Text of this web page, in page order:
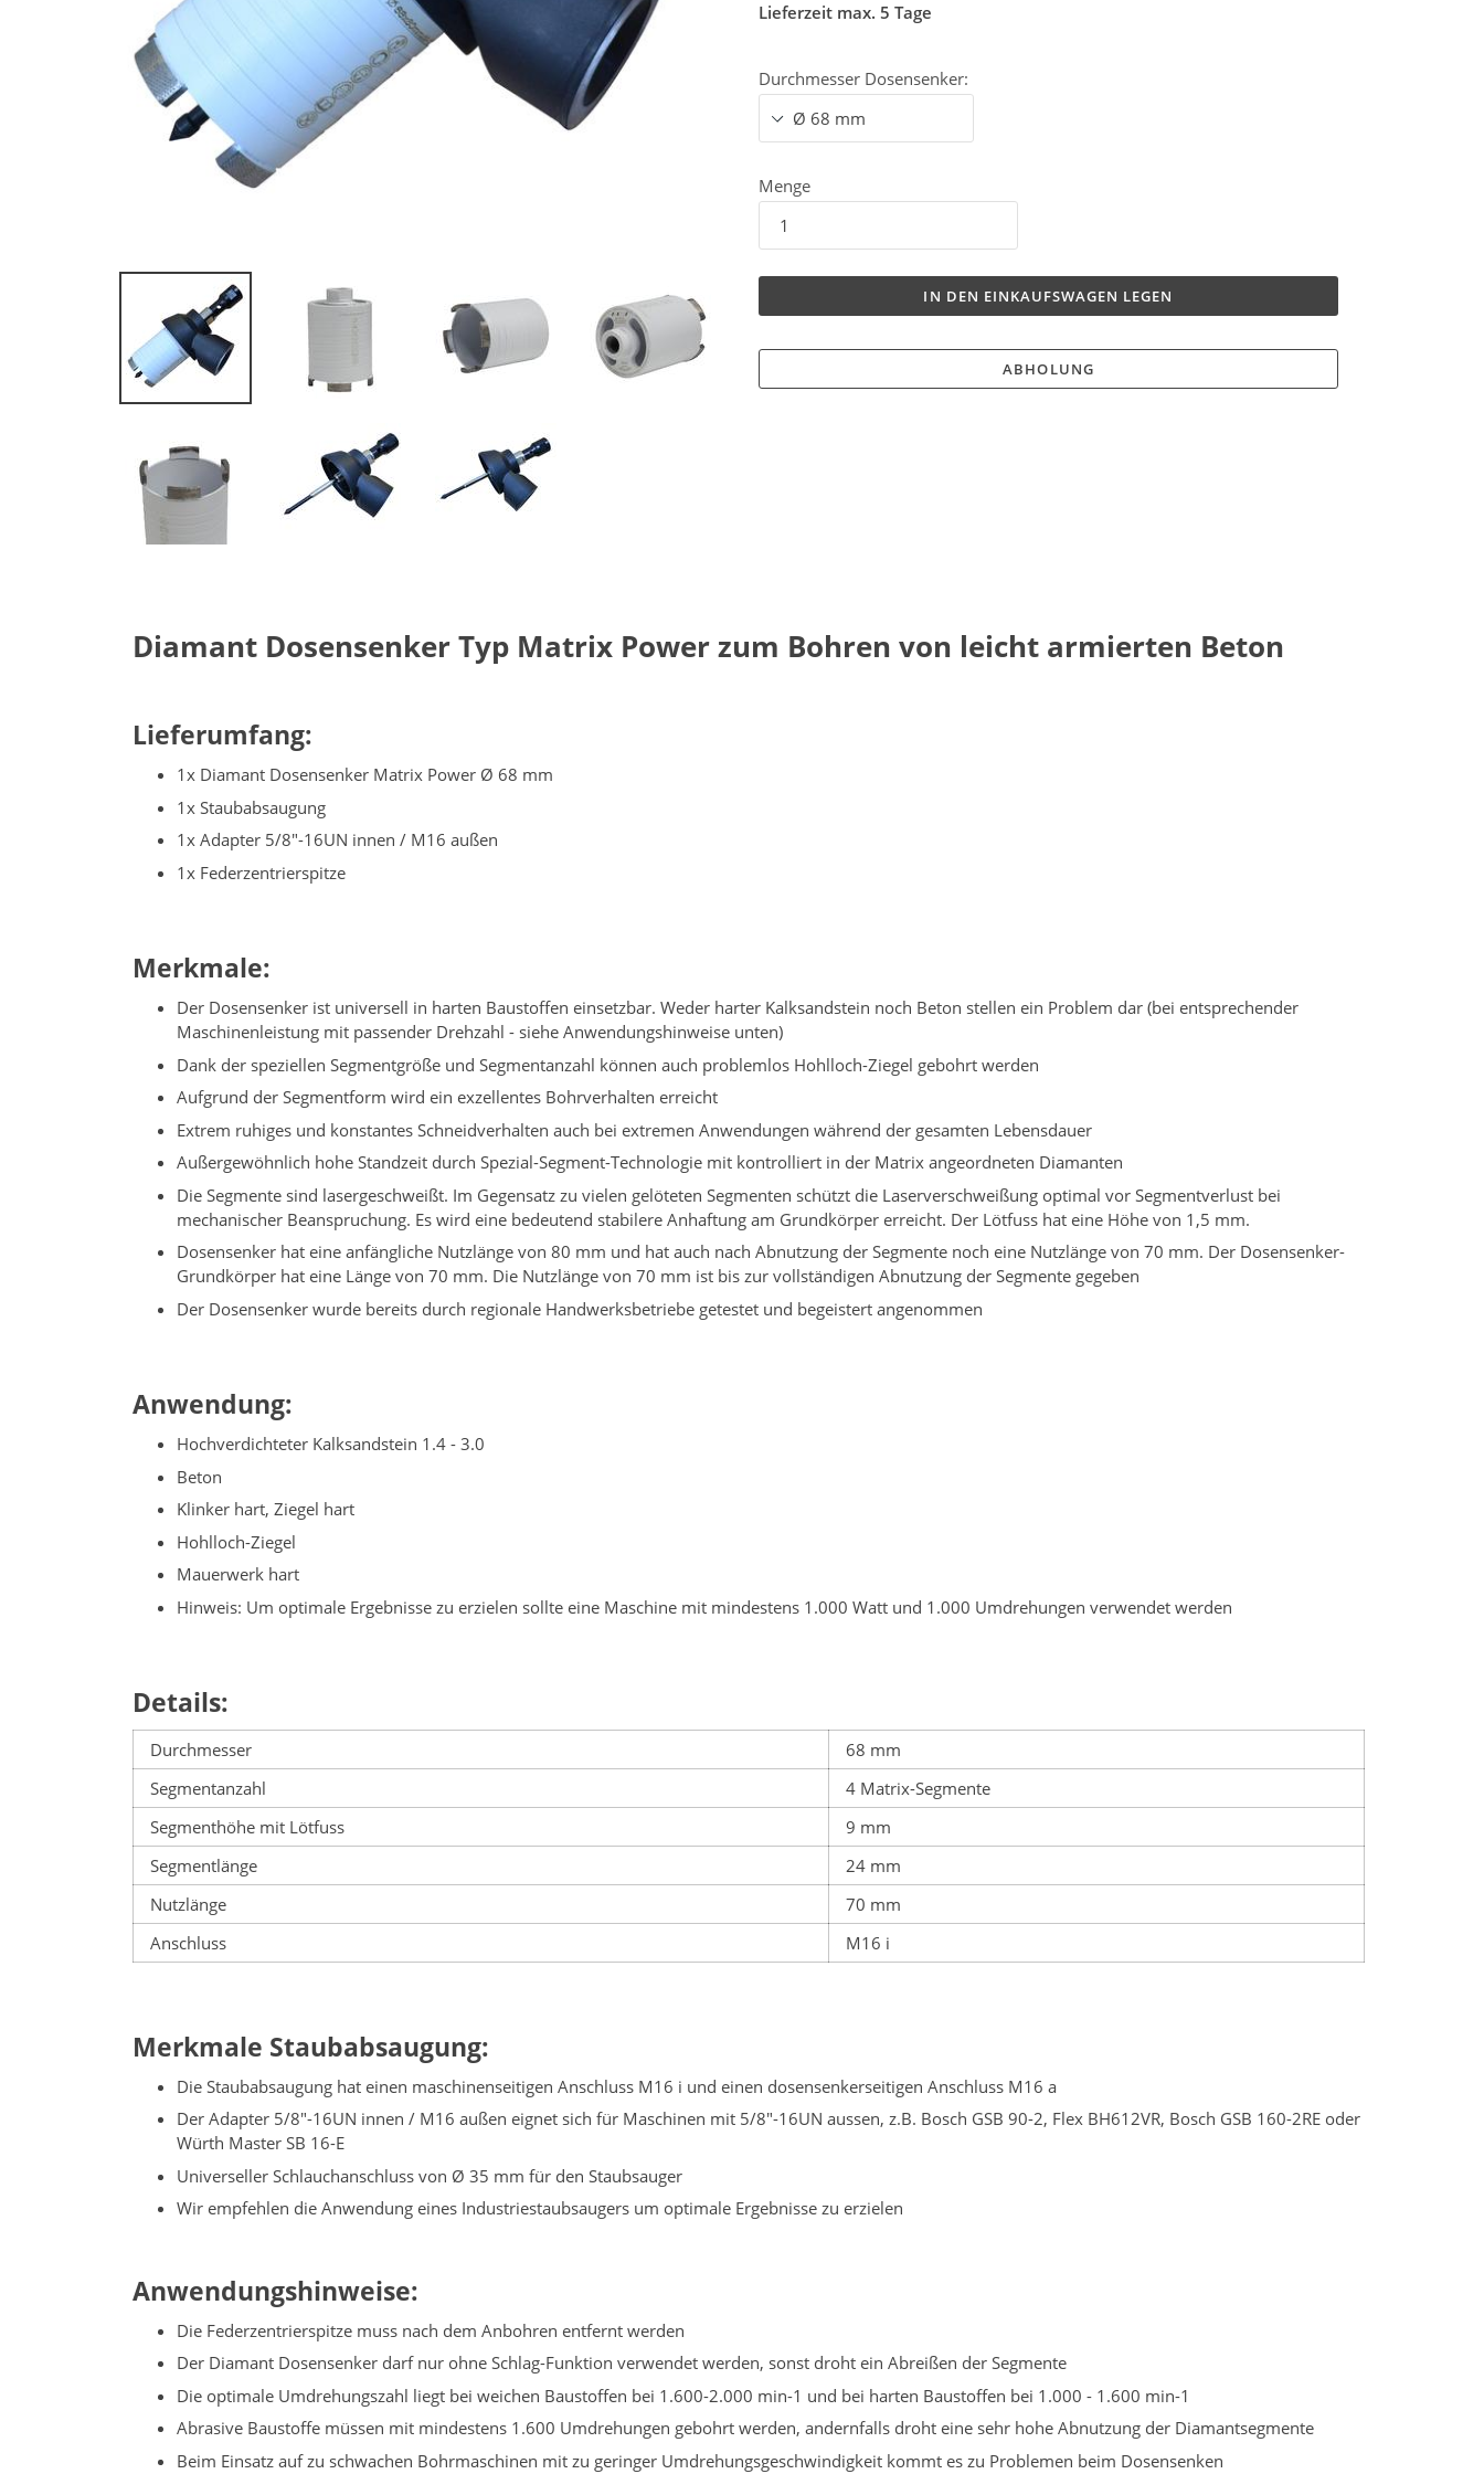
Lieferzeit max. 5 Tage
Durchmesser Dosensenker:
Menge
IN DEN EINKAUFSWAGEN LEGEN
ABHOLUNG
Diamant Dosensenker Typ Matrix Power zum Bohren von leicht armierten Beton
Lieferumfang:
1x Diamant Dosensenker Matrix Power Ø 68 mm
1x Staubabsaugung
1x Adapter 5/8"-16UN innen / M16 außen
1x Federzentrierspitze
Merkmale:
Der Dosensenker ist universell in harten Baustoffen einsetzbar. Weder harter Kalksandstein noch Beton stellen ein Problem dar (bei entsprechender
Maschinenleistung mit passender Drehzahl - siehe Anwendungshinweise unten)
Dank der speziellen Segmentgröße und Segmentanzahl können auch problemlos Hohlloch-Ziegel gebohrt werden
Aufgrund der Segmentform wird ein exzellentes Bohrverhalten erreicht
Extrem ruhiges und konstantes Schneidverhalten auch bei extremen Anwendungen während der gesamten Lebensdauer
Außergewöhnlich hohe Standzeit durch Spezial-Segment-Technologie mit kontrolliert in der Matrix angeordneten Diamanten
Die Segmente sind lasergeschweißt. Im Gegensatz zu vielen gelöteten Segmenten schützt die Laserverschweißung optimal vor Segmentverlust bei
mechanischer Beanspruchung. Es wird eine bedeutend stabilere Anhaftung am Grundkörper erreicht. Der Lötfuss hat eine Höhe von 1,5 mm.
Dosensenker hat eine anfängliche Nutzlänge von 80 mm und hat auch nach Abnutzung der Segmente noch eine Nutzlänge von 70 mm. Der Dosensenker-
Grundkörper hat eine Länge von 70 mm. Die Nutzlänge von 70 mm ist bis zur vollständigen Abnutzung der Segmente gegeben
Der Dosensenker wurde bereits durch regionale Handwerksbetriebe getestet und begeistert angenommen
Anwendung:
Hochverdichteter Kalksandstein 1.4 - 3.0
Beton
Klinker hart, Ziegel hart
Hohlloch-Ziegel
Mauerwerk hart
Hinweis: Um optimale Ergebnisse zu erzielen sollte eine Maschine mit mindestens 1.000 Watt und 1.000 Umdrehungen verwendet werden
Details:
Durchmesser
68 mm
Segmentanzahl
4 Matrix-Segmente
Segmenthöhe mit Lötfuss
9 mm
Segmentlänge
24 mm
Nutzlänge
70 mm
Anschluss
M16 i
Merkmale Staubabsaugung:
Die Staubabsaugung hat einen maschinenseitigen Anschluss M16 i und einen dosensenkerseitigen Anschluss M16 a
Der Adapter 5/8"-16UN innen / M16 außen eignet sich für Maschinen mit 5/8"-16UN aussen, z.B. Bosch GSB 90-2, Flex BH612VR, Bosch GSB 160-2RE oder
Würth Master SB 16-E
Universeller Schlauchanschluss von Ø 35 mm für den Staubsauger
Wir empfehlen die Anwendung eines Industriestaubsaugers um optimale Ergebnisse zu erzielen
Anwendungshinweise:
Die Federzentrierspitze muss nach dem Anbohren entfernt werden
Der Diamant Dosensenker darf nur ohne Schlag-Funktion verwendet werden, sonst droht ein Abreißen der Segmente
Die optimale Umdrehungszahl liegt bei weichen Baustoffen bei 1.600-2.000 min-1 und bei harten Baustoffen bei 1.000 - 1.600 min-1
Abrasive Baustoffe müssen mit mindestens 1.600 Umdrehungen gebohrt werden, andernfalls droht eine sehr hohe Abnutzung der Diamantsegmente
Beim Einsatz auf zu schwachen Bohrmaschinen mit zu geringer Umdrehungsgeschwindigkeit kommt es zu Problemen beim Dosensenken